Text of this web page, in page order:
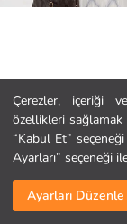
Çerezler, içeriği
özellikleri sağlamak
“Kabul Et”
Ayarları” seçeneği
Ayarları Düzenle